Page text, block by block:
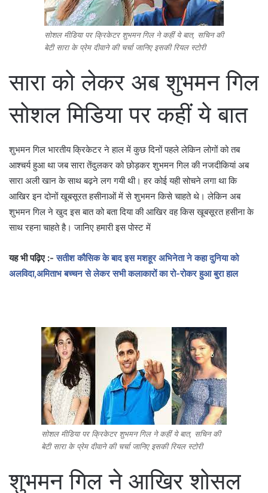
सोशल मीडिया पर क्रिकेटर शुभमन गिल ने कहीं ये बात, सचिन की
बेटी सारा के प्रेम दीवाने की चर्चा जानिए इसकी रियल स्टोरी
सारा को लेकर अब शुभमन गिल
सोशल मिडिया पर कहीं ये बात
शुभमन गिल भारतीय क्रिकेटर ने हाल में कुछ दिनों पहले लेकिन लोगों को तब
आश्चर्य हुआ था जब सारा तेंदुलकर को छोड़कर शुभमन गिल की नजदीकियां अब
सारा अली खान के साथ बढ़ने लग गयी थी। हर कोई यही सोचने लगा था कि
आखिर इन दोनों खूबसूरत हसीनाओं में से शुभमन किसे चाहते थे। लेकिन अब
शुभमन गिल ने खुद इस बात को बता दिया की आखिर वह किस खूबसूरत हसीना के
साथ रहना चाहते है। जानिए हमारी इस पोस्ट में
यह भी पढ़िए :-सतीश कौसिक के बाद इस मशहूर अभिनेता ने कहा दुनिया को
अलविदा,अमिताभ बच्चन से लेकर सभी कलाकारों का रो-रोकर हुआ बुरा हाल
सोशल मीडिया पर क्रिकेटर शुभमन गिल ने कहीं ये बात, सचिन की
बेटी सारा के प्रेम दीवाने की चर्चा जानिए इसकी रियल स्टोरी
शुभमन गिल ने आखिर शोसल